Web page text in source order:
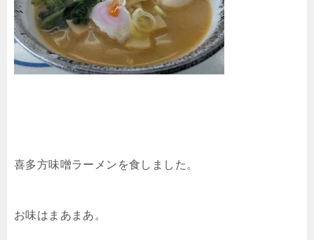
喜多方味噌ラーメンを食しました。
お味はまあまあ。